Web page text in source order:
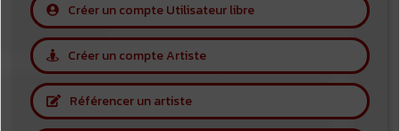
Créer un compte Utilisateur libre
Créer un compte Artiste
Référencer un artiste